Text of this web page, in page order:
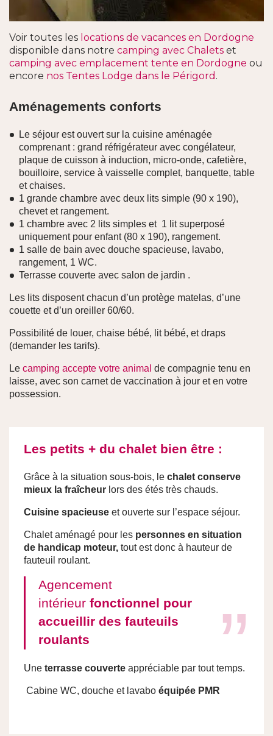
Voir toutes les locations de vacances en Dordogne
disponible dans notre camping avec Chalets et
camping avec emplacement tente en Dordogne ou
encore nos Tentes Lodge dans le Périgord .
Aménagements conforts
Le séjour est ouvert sur la cuisine aménagée
comprenant : grand réfrigérateur avec congélateur,
plaque de cuisson à induction, micro-onde, cafetière,
bouilloire, service à vaisselle complet, banquette, table
et chaises.
1 grande chambre avec deux lits simple (90 x 190),
chevet et rangement.
1 chambre avec 2 lits simples et 1 lit superposé
uniquement pour enfant (80 x 190), rangement.
1 salle de bain avec douche spacieuse, lavabo,
rangement, 1 WC.
Terrasse couverte avec salon de jardin .
Les lits disposent chacun d’un protège matelas, d’une
couette et d’un oreiller 60/60.
Possibilité de louer, chaise bébé, lit bébé, et draps
(demander les tarifs).
Le camping accepte votre animal de compagnie tenu en
laisse, avec son carnet de vaccination à jour et en votre
possession.
Les petits + du chalet bien être :
Grâce à la situation sous-bois, le chalet conserve
mieux la fraîcheur lors des étés très chauds.
Cuisine spacieuse et ouverte sur l’espace séjour.
Chalet aménagé pour les personnes en situation
de handicap moteur, tout est donc à hauteur de
fauteuil roulant.
Agencement
intérieur fonctionnel pour
accueillir des fauteuils
roulants
Une terrasse couverte appréciable par tout temps.
Cabine WC, douche et lavabo équipée PMR